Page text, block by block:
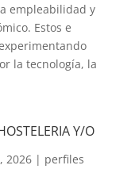
empleabilidad y
Estos e
la tecnología, la
Y/O
2026| perfiles